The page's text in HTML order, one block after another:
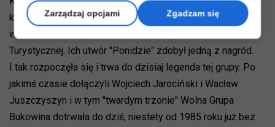
która wędrowała po Sudetach. Trochę przypadkiem trafili
w Szklarskiej Porębie na Ogólnopolską Giełdę Piosenki
Turystycznej. Ich utwór "Ponidzie" zdobył jedną z nagród.
I tak rozpoczęła się i trwa do dzisiaj legenda tej grupy. Po
jakimś czasie dołączyli Wojciech Jarociński i Wacław
Juszczyszyn i w tym "twardym trzonie" Wolna Grupa
Bukowina dotrwała do dziś, niestety od 1985 roku już bez
Zarządzaj opcjami Zgadzam się